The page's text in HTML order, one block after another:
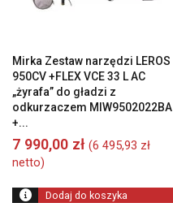
Mirka Zestaw narzędzi LEROS
950CV +FLEX VCE 33 L AC
„żyrafa” do gładzi z
odkurzaczem MIW9502022BA
+...
7 990,00 zł (6 495,93 zł
netto)
Dodaj do koszyka